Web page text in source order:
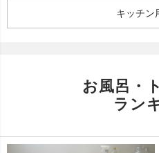
キッチン
お風呂・
ラン